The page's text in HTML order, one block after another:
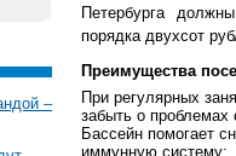
–
Петербурга
порядка двухсот
Преимущества
При регулярных
забыть о проблемах
Бассейн помогает
иммунную систему;